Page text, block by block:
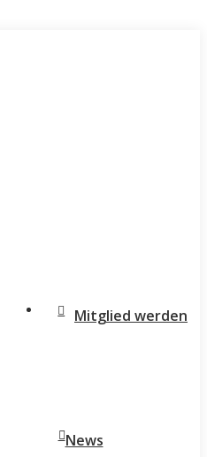
Mitglied werden
News